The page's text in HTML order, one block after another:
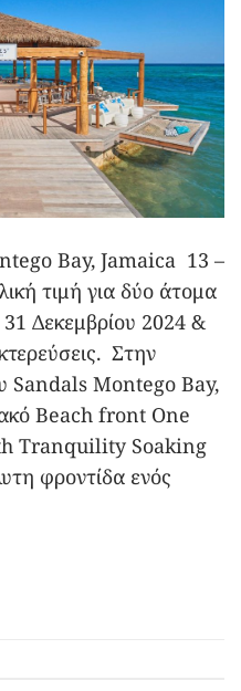
Bay, Jamaica 13 –
τιμή για δύο άτομα
Δεκεμβρίου 2024 &
Στην
Sandals Montego Bay,
Beach front One
Tranquility Soaking
φροντίδα ενός